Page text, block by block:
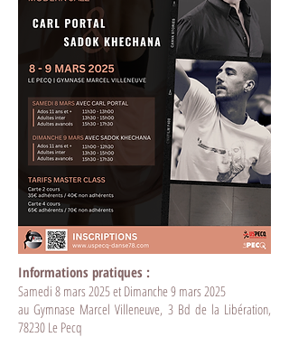
Informations pratiques :
Samedi 8 mars 2025 et Dimanche 9 mars 2025
au Gymnase Marcel Villeneuve, 3 Bd de la Libération,
78230 Le Pecq